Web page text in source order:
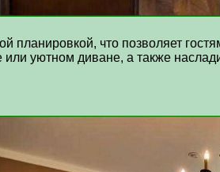
планировкой, что позволяет
или уютном диване, а также